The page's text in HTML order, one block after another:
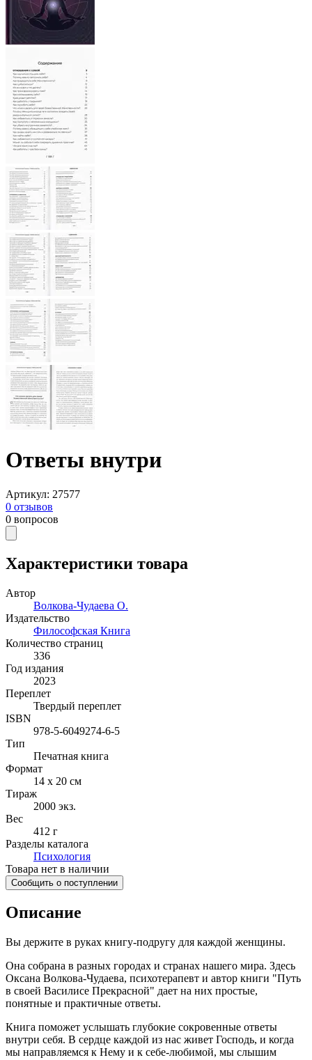
Ответы внутри
Артикул: 27577
0 отзывов
0 вопросов
Характеристики товара
Автор
Волкова-Чудаева О.
Издательство
Философская Книга
Количество страниц
336
Год издания
2023
Переплет
Твердый переплет
ISBN
978-5-6049274-6-5
Тип
Печатная книга
Формат
14 x 20 см
Тираж
2000 экз.
Вес
412 г
Разделы каталога
Психология
Товара нет в наличии
Сообщить о поступлении
Описание
Вы держите в руках книгу-подругу для каждой женщины.
Она собрана в разных городах и странах нашего мира. Здесь
Оксана Волкова-Чудаева, психотерапевт и автор книги "Путь
в своей Василисе Прекрасной" дает на них простые,
понятные и практичные ответы.
Книга поможет услышать глубокие сокровенные ответы
внутри себя. В сердце каждой из нас живет Господь, и когда
мы направляемся к Нему и к себе-любимой, мы слышим